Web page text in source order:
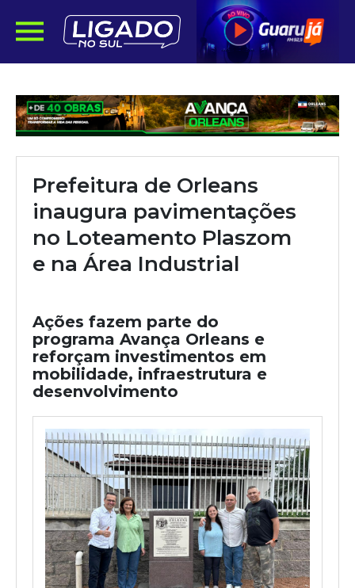
Prefeitura de Orleans
inaugura pavimentações
no Loteamento Plaszom
e na Área Industrial
Ações fazem parte do
programa Avança Orleans e
reforçam investimentos em
mobilidade, infraestrutura e
desenvolvimento